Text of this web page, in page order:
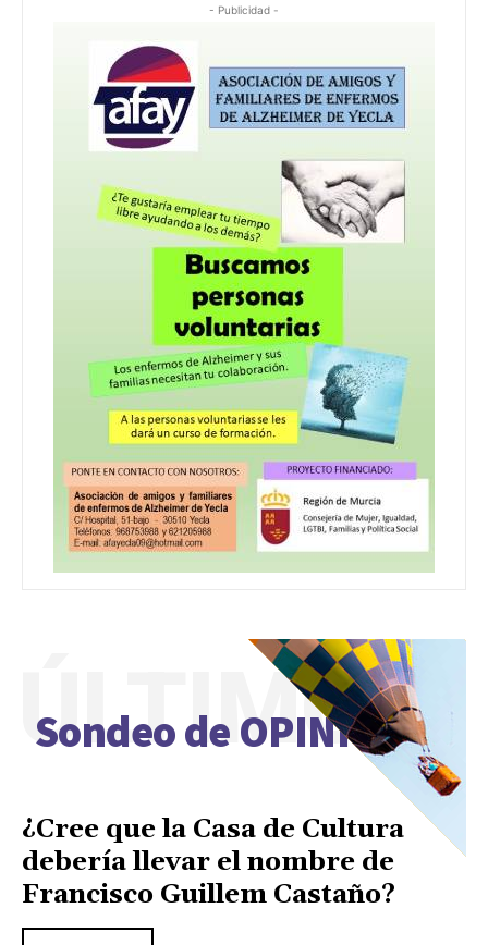
- Publicidad -
Sondeo de OPINIÓN
ÚLTIMO
¿Cree que la Casa de Cultura
debería llevar el nombre de
Francisco Guillem Castaño?